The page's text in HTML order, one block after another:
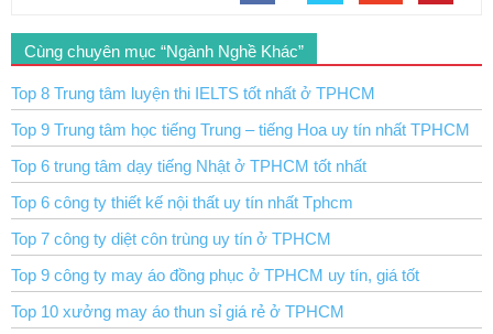
Cùng chuyên mục “Ngành Nghề Khác”
Top 8 Trung tâm luyện thi IELTS tốt nhất ở TPHCM
Top 9 Trung tâm học tiếng Trung – tiếng Hoa uy tín nhất TPHCM
Top 6 trung tâm dạy tiếng Nhật ở TPHCM tốt nhất
Top 6 công ty thiết kế nội thất uy tín nhất Tphcm
Top 7 công ty diệt côn trùng uy tín ở TPHCM
Top 9 công ty may áo đồng phục ở TPHCM uy tín, giá tốt
Top 10 xưởng may áo thun sỉ giá rẻ ở TPHCM